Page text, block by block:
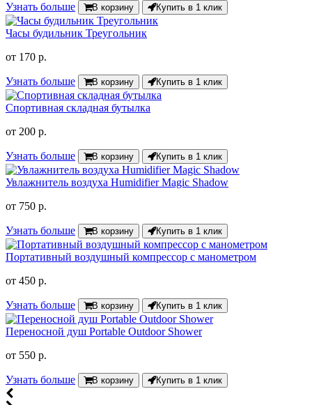
Узнать больше В корзину Купить в 1 клик
Часы будильник Треугольник
от 170 р.
Узнать больше В корзину Купить в 1 клик
Спортивная складная бутылка
от 200 р.
Узнать больше В корзину Купить в 1 клик
Увлажнитель воздуха Humidifier Magic Shadow
от 750 р.
Узнать больше В корзину Купить в 1 клик
Портативный воздушный компрессор с манометром
от 450 р.
Узнать больше В корзину Купить в 1 клик
Переносной душ Portable Outdoor Shower
от 550 р.
Узнать больше В корзину Купить в 1 клик